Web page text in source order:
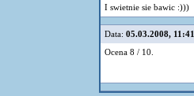
I swietnie sie bawic :)))
Data: 05.03.2008, 11:41
Ocena 8 / 10.